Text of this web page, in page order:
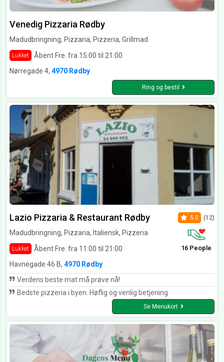
Venedig Pizzaria Rødby
Madudbringning, Pizzaria, Pizzeria, Grillmad
Lukket
Åbent Fre. fra 15:00 til 21:00
Nørregade 4, 4970 Rødby
Ring og bestil
Lazio Pizzaria & Restaurant Rødby
Madudbringning, Pizzaria, Italiensk, Pizzeria
Lukket Åbent Fre. fra 11:00 til 21:00
5.0 (12)
16 People
Havnegade 46 B, 4970 Rødby
Verdens beste mat må prøve nå!
Bedste pizzeria i byen. Høflig og venlig betjening
Se Menukort